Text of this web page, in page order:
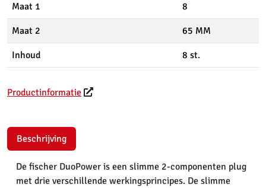
Maat 1 8
Maat 2 65 MM
Inhoud 8 st.
Productinformatie
Beschrijving
De fischer DuoPower is een slimme 2-componenten plug
met drie verschillende werkingsprincipes. De slimme